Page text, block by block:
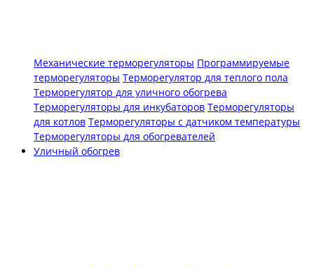
Механические терморегуляторы Программируемые
терморегуляторы Терморегулятор для теплого пола
Терморегулятор для уличного обогрева
Терморегуляторы для инкубаторов Терморегуляторы
для котлов Терморегуляторы с датчиком температуры
Терморегуляторы для обогревателей
Уличный обогрев